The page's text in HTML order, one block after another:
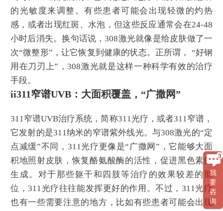
的光敏度来调整。有些患者可能会出现轻微的灼热
感，或者出现红斑、水泡，但这些反应通常会在24-48
小时后消失。换句话说，308激光就像是给皮肤做了一
次“微整形”，让它恢复到健康的状态。正所谓， “好钢
用在刀刃上”，308激光就是这样一种科学有效的治疗
手段。
ii311窄谱UVB：大面积覆盖，“广撒网”
311窄谱UVB治疗系统，简称311光疗，或者311窄谱，
它发射的是311纳米的窄谱紫外线光。与308激光的“定
点减缓”不同，311光疗更像是“广撒网”，它能够大面
积地照射皮肤，恢复酪氨酸酶的活性，促进黑色素的
生成。对于那些躯干和四肢等治疗的效果较差的部
位，311光疗往往能发挥更好的作用。不过，311光疗
也有一些需要注意的地方，比如有些患者可能会出现
我
要
咨
询